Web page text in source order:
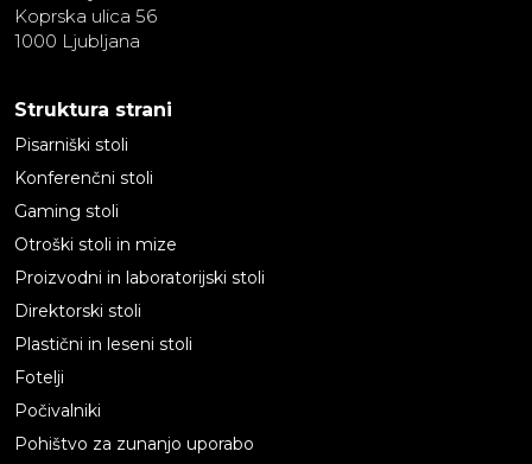
Koprska ulica 56
1000 Ljubljana
Struktura strani
Pisarniški stoli
Konferenčni stoli
Gaming stoli
Otroški stoli in mize
Proizvodni in laboratorijski stoli
Direktorski stoli
Plastični in leseni stoli
Fotelji
Počivalniki
Pohištvo za zunanjo uporabo